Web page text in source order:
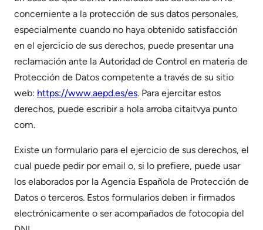
concerniente a la protección de sus datos personales,
especialmente cuando no haya obtenido satisfacción
en el ejercicio de sus derechos, puede presentar una
reclamación ante la Autoridad de Control en materia de
Protección de Datos competente a través de su sitio
web: https://www.aepd.es/es. Para ejercitar estos
derechos, puede escribir a hola arroba citaitvya punto
com.
Existe un formulario para el ejercicio de sus derechos, el
cual puede pedir por email o, si lo prefiere, puede usar
los elaborados por la Agencia Española de Protección de
Datos o terceros. Estos formularios deben ir firmados
electrónicamente o ser acompañados de fotocopia del